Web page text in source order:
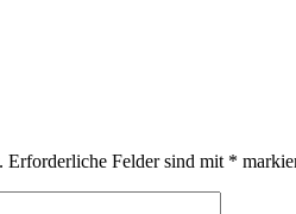
Erforderliche Felder sind mit *